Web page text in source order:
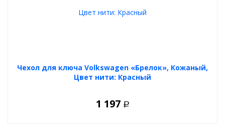
Чехол для ключа Volkswagen «Брелок», Кожаный,
Цвет нити: Красный
1 197 Р